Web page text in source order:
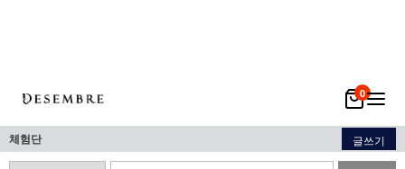
0
체험단 글쓰기